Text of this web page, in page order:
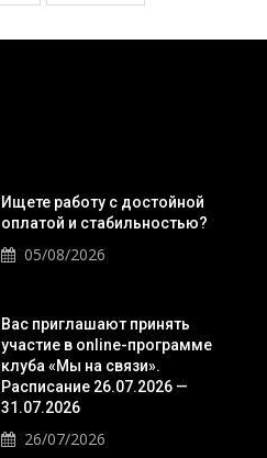
Ищете работу с достойной
оплатой и стабильностью?
05/08/2026
Вас приглашают принять
участие в online-программе
клуба «Мы на связи».
Расписание 26.07.2026 —
31.07.2026
26/07/2026